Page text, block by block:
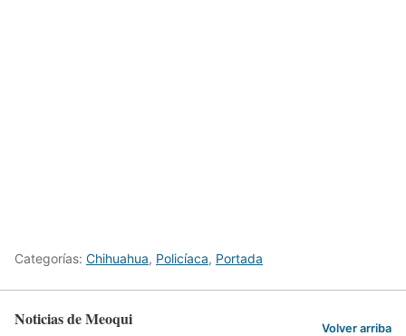
Categorías: Chihuahua, Policíaca, Portada
Noticias de Meoqui Volver arriba